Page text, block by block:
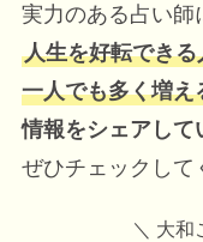
実力のある占い師
人生を好転できる
一人でも多く増え
情報をシェアして
ぜひチェックして
＼ 大和